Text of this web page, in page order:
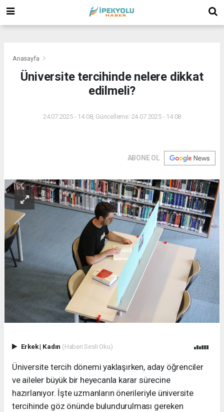
Anasayfa
Üniversite tercihinde nelere dikkat
edilmeli?
24.07.2025 - 14:08, Güncelleme: 24.07.2025 - 14:08
ABONE OL
Erkek| Kadın (Haberi Sesli Oku)
Üniversite tercih dönemi yaklaşırken, aday öğrenciler
ve aileler büyük bir heyecanla karar sürecine
hazırlanıyor. İşte uzmanların önerileriyle üniversite
tercihinde göz önünde bulundurulması gereken